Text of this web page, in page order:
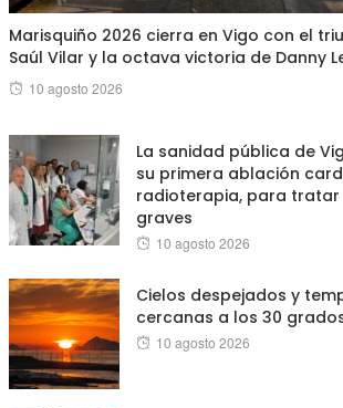
Marisquiño 2026 cierra en Vigo con el
Saúl Vilar y la octava victoria de Danny
Posted
10 agosto 2026
La sanidad pública de
su primera ablación
radioterapia, para tratar
graves
Posted
10 agosto 2026
Cielos despejados y
cercanas a los 30
Posted
10 agosto 2026